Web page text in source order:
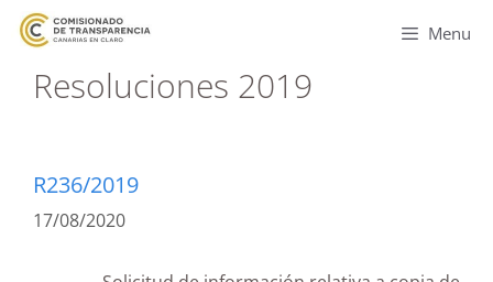
Menu
Resoluciones 2019
R236/2019
17/08/2020